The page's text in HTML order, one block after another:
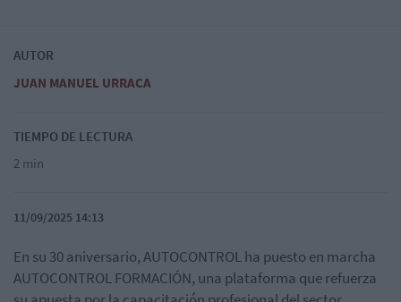
AUTOR
JUAN MANUEL URRACA
TIEMPO DE LECTURA
2 min
11/09/2025 14:13
En su 30 aniversario, AUTOCONTROL ha puesto en marcha
AUTOCONTROL FORMACIÓN, una plataforma que refuerza